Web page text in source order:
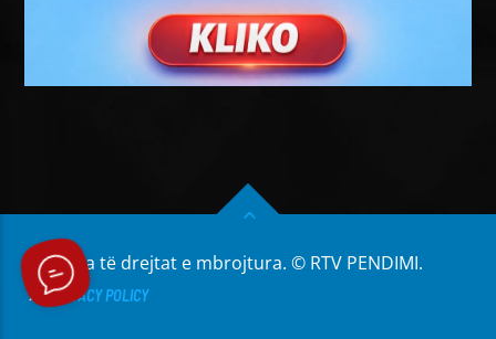
Të gjitha të drejtat e mbrojtura. © RTV PENDIMI.
PRIVACY POLICY